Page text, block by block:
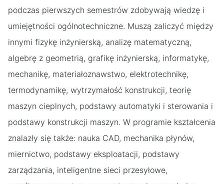
podczas pierwszych semestrów zdobywają wiedzę i
umiejętności ogólnotechniczne. Muszą zaliczyć między
innymi fizykę inżynierską, analizę matematyczną,
algebrę z geometrią, grafikę inżynierską, informatykę,
mechanikę, materiałoznawstwo, elektrotechnikę,
termodynamikę, wytrzymałość konstrukcji, teorię
maszyn cieplnych, podstawy automatyki i sterowania i
podstawy konstrukcji maszyn. W programie kształcenia
znalazły się także: nauka CAD, mechanika płynów,
miernictwo, podstawy eksploatacji, podstawy
zarządzania, inteligentne sieci przesyłowe,